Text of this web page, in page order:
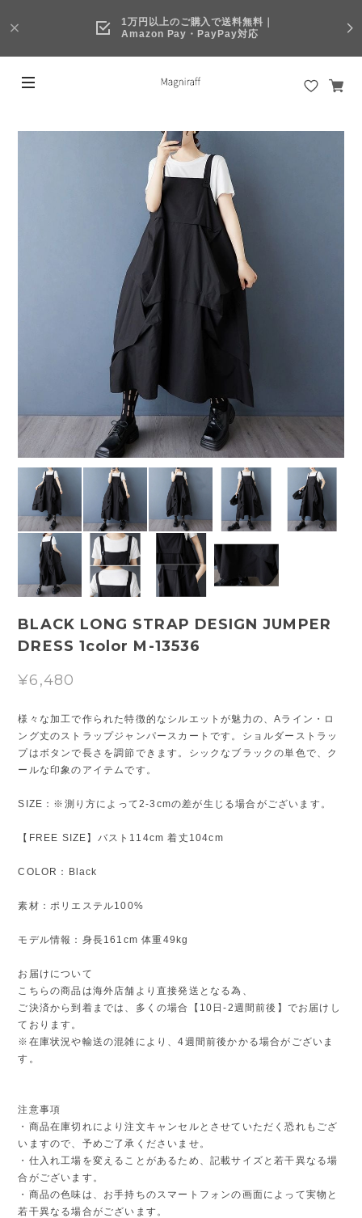
1万円以上のご購入で送料無料｜
Amazon Pay・PayPay対応
BLACK LONG STRAP DESIGN JUMPER
DRESS 1color M-13536
¥6,480
様々な加工で作られた特徴的なシルエットが魅力の、Aライン・ロ
ング丈のストラップジャンパースカートです。ショルダーストラッ
プはボタンで長さを調節できます。シックなブラックの単色で、ク
ールな印象のアイテムです。
SIZE：※測り方によって2-3cmの差が生じる場合がございます。
【FREE SIZE】バスト114cm 着丈104cm
COLOR：Black
素材：ポリエステル100%
モデル情報：身長161cm 体重49kg
お届けについて
こちらの商品は海外店舗より直接発送となる為、
ご決済から到着までは、多くの場合【10日-2週間前後】でお届けし
ております。
※在庫状況や輸送の混雑により、4週間前後かかる場合がございま
す。
注意事項
・商品在庫切れにより注文キャンセルとさせていただく恐れもござ
いますので、予めご了承くださいませ。
・仕入れ工場を変えることがあるため、記載サイズと若干異なる場
合がございます。
・商品の色味は、お手持ちのスマートフォンの画面によって実物と
若干異なる場合がございます。